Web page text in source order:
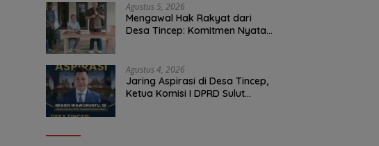
Malam Ini
Agustus 5, 2026
Mengawal Hak Rakyat dari
Desa Tincep: Komitmen Nyata
Depan Aspirasi Warga
Agustus 4, 2026
Jaring Aspirasi di Desa Tincep,
Ketua Komisi I DPRD Sulut